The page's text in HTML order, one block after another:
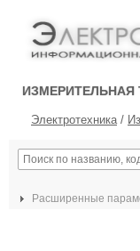
ИЗМЕРИТЕЛЬНАЯ
Электротехника/
Расширенные